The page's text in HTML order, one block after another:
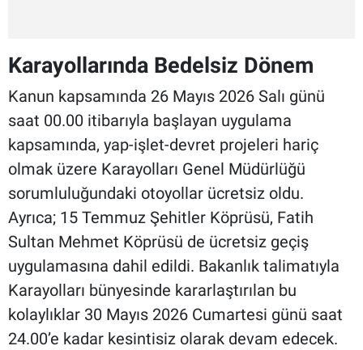
Karayollarında Bedelsiz Dönem
Kanun kapsamında 26 Mayıs 2026 Salı günü
saat 00.00 itibarıyla başlayan uygulama
kapsamında, yap-işlet-devret projeleri hariç
olmak üzere Karayolları Genel Müdürlüğü
sorumluluğundaki otoyollar ücretsiz oldu.
Ayrıca; 15 Temmuz Şehitler Köprüsü, Fatih
Sultan Mehmet Köprüsü de ücretsiz geçiş
uygulamasına dahil edildi. Bakanlık talimatıyla
Karayolları bünyesinde kararlaştırılan bu
kolaylıklar 30 Mayıs 2026 Cumartesi günü saat
24.00’e kadar kesintisiz olarak devam edecek.